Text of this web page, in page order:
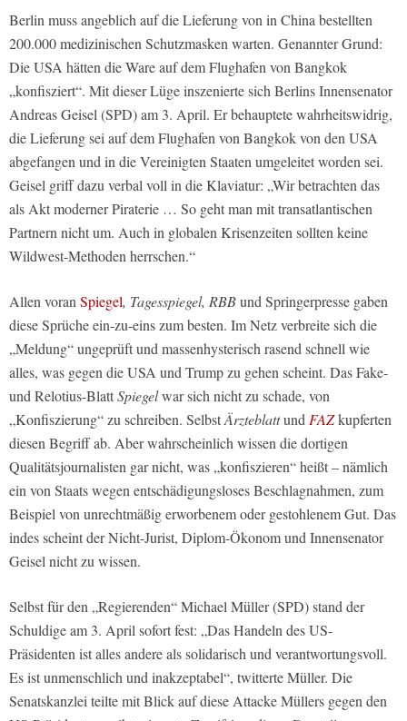
Berlin muss angeblich auf die Lieferung von in China bestellten
200.000 medizinischen Schutzmasken warten. Genannter Grund:
Die USA hätten die Ware auf dem Flughafen von Bangkok
„konfisziert“. Mit dieser Lüge inszenierte sich Berlins Innensenator
Andreas Geisel (SPD) am 3. April. Er behauptete wahrheitswidrig,
die Lieferung sei auf dem Flughafen von Bangkok von den USA
abgefangen und in die Vereinigten Staaten umgeleitet worden sei.
Geisel griff dazu verbal voll in die Klaviatur: „Wir betrachten das
als Akt moderner Piraterie … So geht man mit transatlantischen
Partnern nicht um. Auch in globalen Krisenzeiten sollten keine
Wildwest-Methoden herrschen.“
Allen voranSpiegel, Tagesspiegel, RBBund Springerpresse gaben
diese Sprüche ein-zu-eins zum besten. Im Netz verbreite sich die
„Meldung“ ungeprüft und massenhysterisch rasend schnell wie
alles, was gegen die USA und Trump zu gehen scheint. Das Fake-
und Relotius-BlattSpiegelwar sich nicht zu schade, von
„Konfiszierung“ zu schreiben. SelbstÄrzteblattundFAZkupferten
diesen Begriff ab. Aber wahrscheinlich wissen die dortigen
Qualitätsjournalisten gar nicht, was „konfiszieren“ heißt – nämlich
ein von Staats wegen entschädigungsloses Beschlagnahmen, zum
Beispiel von unrechtmäßig erworbenem oder gestohlenem Gut. Das
indes scheint der Nicht-Jurist, Diplom-Ökonom und Innensenator
Geisel nicht zu wissen.
Selbst für den „Regierenden“ Michael Müller (SPD) stand der
Schuldige am 3. April sofort fest: „Das Handeln des US-
Präsidenten ist alles andere als solidarisch und verantwortungsvoll.
Es ist unmenschlich und inakzeptabel“, twitterte Müller. Die
Senatskanzlei teilte mit Blick auf diese Attacke Müllers gegen den